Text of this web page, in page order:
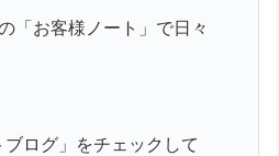
「お客様ノート」で日々
ログ」をチェックして